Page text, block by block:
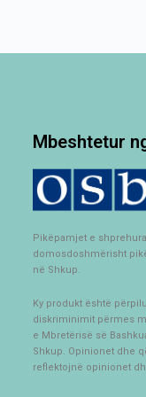
Mbeshtetur
Pikëpamjet e
domosdoshmërisht
në Shkup.
Ky produkt është
diskriminimit përmes
e Mbretërisë së
Shkup. Opinionet dhe
reflektojnë opinionet